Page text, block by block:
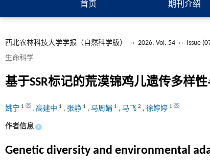
首页 期刊介绍
西北农林科技大学学报（自然科学版） ›› 2026, Vol. 54 ›› Issue
生命科学
基于SSR标记的荒漠锦鸡儿遗传多样
姚宁 1 , 高建中 1 , 张静 1 , 马周娟 1 , 马飞 2 , 徐婷婷 1
作者信息 +
Genetic diversity and environmental